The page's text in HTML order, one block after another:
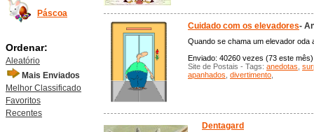
Páscoa
Ordenar:
Aleatório
Mais Enviados
Melhor Classificado
Favoritos
Recentes
Cuidado com os elevadores-
Quando se chama um elevador
Enviado: 40260 vezes (73 este
Site de Postais - Tags: anedotas
apanhados divertimento
Dentagard